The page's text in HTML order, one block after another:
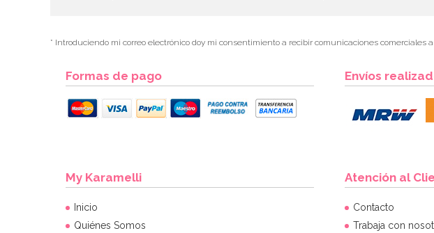
* Introduciendo mi correo electrónico doy mi consentimiento a recibir comunicaciones comerciales
Formas de pago Envíos
My Karamelli
Inicio
Quiénes Somos
Atención al
Contacto
Trabaja con